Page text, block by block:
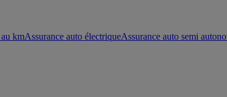
kmAssurance auto électriqueAssurance auto semi